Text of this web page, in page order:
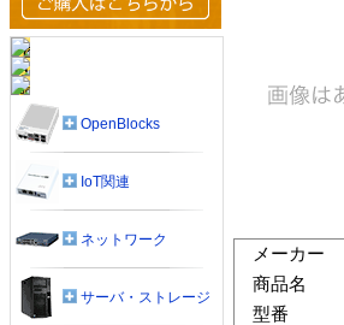
メーカー
商品名
型番
OpenBlocks
IoT関連
ネットワーク
サーバ・ストレージ